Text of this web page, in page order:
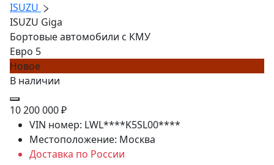
ISUZU
ISUZU Giga
Бортовые автомобили с КМУ
Евро 5
Новое
В наличии
10 200 000 ₽
VIN номер: LWL****K5SL00****
Местоположение: Москва
Доставка по России